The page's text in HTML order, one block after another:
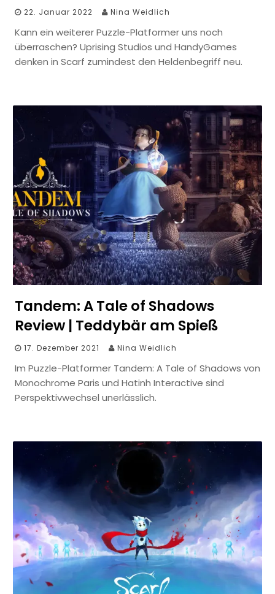
22. Januar 2022 Nina Weidlich
Kann ein weiterer Puzzle-Platformer uns noch
überraschen? Uprising Studios und HandyGames
denken in Scarf zumindest den Heldenbegriff neu.
Tandem: A Tale of Shadows
Review | Teddybär am Spieß
17. Dezember 2021 Nina Weidlich
Im Puzzle-Platformer Tandem: A Tale of Shadows von
Monochrome Paris und Hatinh Interactive sind
Perspektivwechsel unerlässlich.